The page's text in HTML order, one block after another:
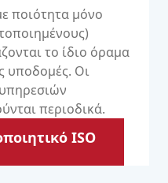
ποιότητα μόνο
το ίδιο όραμα
υποδομές. Οι
περιοδικά.
ISO